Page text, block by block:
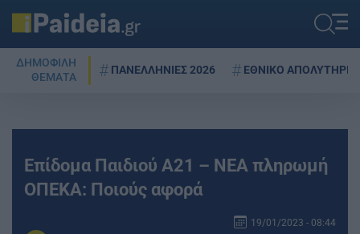
ΔΗΜΟΦΙΛΗ
ΘΕΜΑΤΑ
ΠΑΝΕΛΛΗΝΙΕΣ 2026 ΕΘΝΙΚΟ ΑΠΟΛΥΤΗΡΙΟ
Επίδομα Παιδιού Α21 – ΝΕΑ πληρωμή
ΟΠΕΚΑ: Ποιούς αφορά
19/01/2023 - 08:44